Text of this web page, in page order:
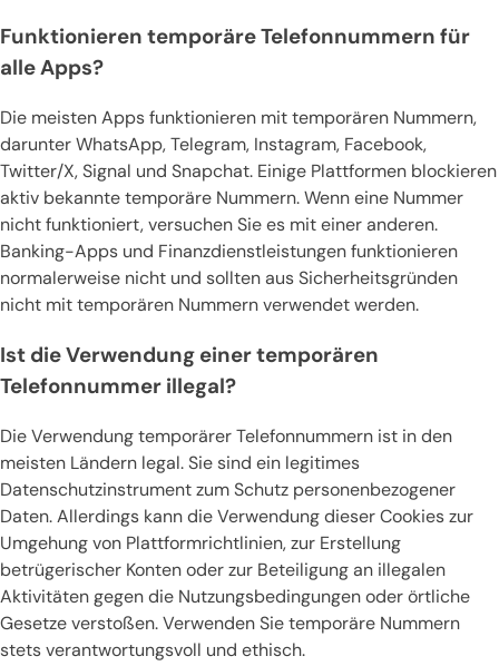
Funktionieren temporäre Telefonnummern für
alle Apps?
Die meisten Apps funktionieren mit temporären Nummern,
darunter WhatsApp, Telegram, Instagram, Facebook,
Twitter/X, Signal und Snapchat. Einige Plattformen blockieren
aktiv bekannte temporäre Nummern. Wenn eine Nummer
nicht funktioniert, versuchen Sie es mit einer anderen.
Banking-Apps und Finanzdienstleistungen funktionieren
normalerweise nicht und sollten aus Sicherheitsgründen
nicht mit temporären Nummern verwendet werden.
Ist die Verwendung einer temporären
Telefonnummer illegal?
Die Verwendung temporärer Telefonnummern ist in den
meisten Ländern legal. Sie sind ein legitimes
Datenschutzinstrument zum Schutz personenbezogener
Daten. Allerdings kann die Verwendung dieser Cookies zur
Umgehung von Plattformrichtlinien, zur Erstellung
betrügerischer Konten oder zur Beteiligung an illegalen
Aktivitäten gegen die Nutzungsbedingungen oder örtliche
Gesetze verstoßen. Verwenden Sie temporäre Nummern
stets verantwortungsvoll und ethisch.